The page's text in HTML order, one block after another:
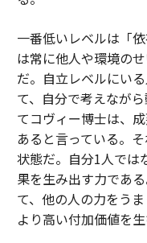
一番低いレベルは「
は常に他人や環境の
だ。自立レベルにい
て、自分で考えなが
てコヴィー博士は、
あると言っている。
状態だ。自分1人では
果を生み出す力であ
て、他の人の力をう
より高い付加価値を